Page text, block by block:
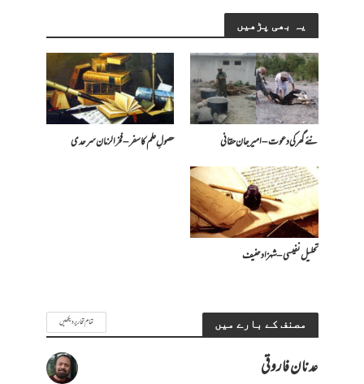
یہ بھی پڑھیں
نئے گھر کی دعوت – امیرجان حقانی حصولِ علم کا سفر – فخرالزمان سرحدی
تحلیل نفیسی – شہزاد حنیف
مصنف کے بارے میں تمام تحاریر دیکھیں
عدنان فاروقی